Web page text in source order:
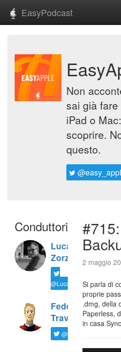
EasyPodcast
Non
sai già
iPad o
scoprire.
questo.
Conduttori
Luca
Zorzi
@LucaTNT
Federico
Travaini
@ftrava
#715:
2 maggio
Si parla di
proprie
.dmg, della
Paperless,
in casa